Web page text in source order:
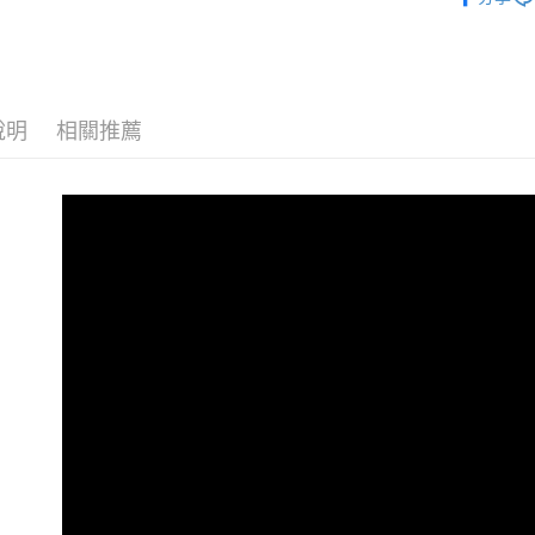
明 相關推薦